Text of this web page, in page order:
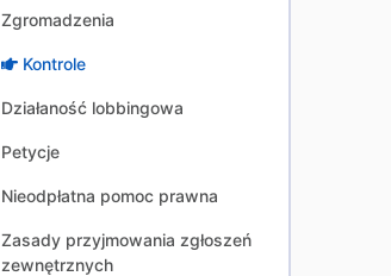
Zgromadzenia
Kontrole
Działaność lobbingowa
Petycje
Nieodpłatna pomoc prawna
Zasady przyjmowania zgłoszeń
zewnętrznych